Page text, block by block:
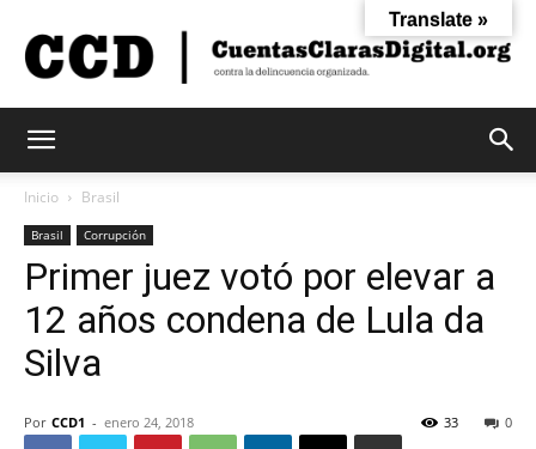
Claras
Inicio Brasil
Brasil Corrupción
Primer juez votó por elevar a
12 años condena de Lula da
Silva
Por CCD1 - enero 24, 2018 0
33
Translate »